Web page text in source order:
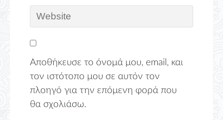
Αποθήκευσε το όνομά μου, email, και
τον ιστότοπο μου σε αυτόν τον
πλοηγό για την επόμενη φορά που
θα σχολιάσω.